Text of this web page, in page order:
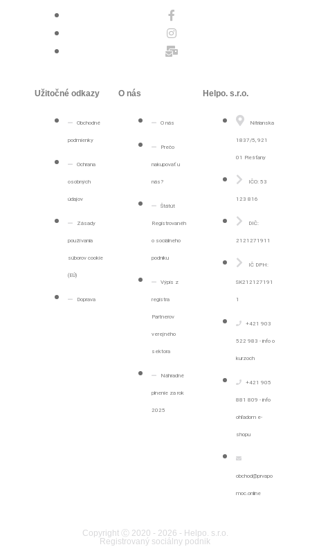
Užitočné odkazy
Obchodné
podmienky
Ochrana
osobných
údajov
Zásady
používania
súborov cookie
(EÚ)
Doprava
O nás
O nás
Prečo
nakupovať u
nás?
Štátút
Registrovanéh
o sociálneho
podniku
Výpis z
registra
Partnerov
verejného
sektora
Náhradné
plnenie za rok
2025
Helpo. s.r.o.
Nitrianska
1837/5, 921
01 Piešťany
IČO: 53
123 816
DIČ:
2121271911
IČ DPH:
SK212127191
1
+421 903
522 983 - info o
kurzoch
+421 905
881 809 - info
ohľadom e-
shopu
obchod@prvapo
moc.online
Copyright Ⓒ 2020 - 2026 - Helpo. s.r.o.
Registrovaný sociálny podnik